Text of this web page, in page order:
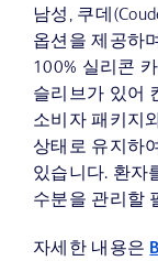
남성, 쿠데
옵션을 제공하
100% 실리콘
슬리브가 있어
소비자 패키지
상태로 유지하
있습니다. 환자
수분을 관리할
자세한 내용은